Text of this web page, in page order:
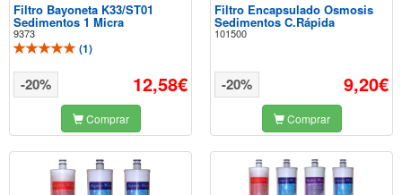
Filtro Bayoneta K33/ST01
Sedimentos 1 Micra
9373
(1)
12,58€
-20%
Comprar
Filtro Encapsulado Osmosis
Sedimentos C.Rápida
101500
9,20€
-20%
Comprar